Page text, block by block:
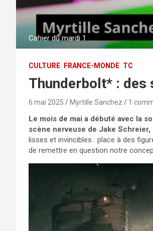
Cahier du mardi 1
CULTURE FRANCE-MONDE TC
Thunderbolt* : des
6 mai 2025 Myrtille Sanchez 1
Le mois de mai a débuté avec la
scène nerveuse de Jake
lisses et invincibles : place à des
de remettre en question notre